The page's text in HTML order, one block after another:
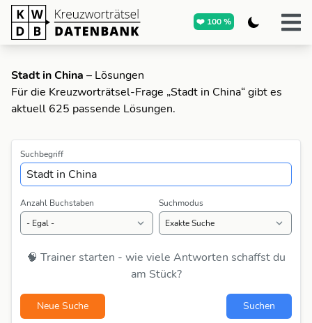
❤️ 100 %
Stadt in China – Lösungen
Für die Kreuzworträtsel-Frage „Stadt in China“ gibt es
aktuell 625 passende Lösungen.
Suchbegriff
Anzahl Buchstaben Suchmodus
🧠 Trainer starten - wie viele Antworten schaffst du
am Stück?
Neue Suche Suchen